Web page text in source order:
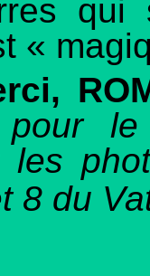
qui
«
pour
les
8 du